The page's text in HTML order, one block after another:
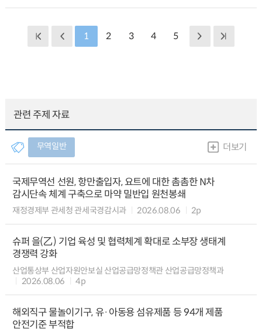
1 2 3 4 5
관련 주제 자료
무역일반 더보기
국제무역선 선원, 항만출입자, 요트에 대한 촘촘한 N차
감시단속 체계 구축으로 마약 밀반입 원천봉쇄
재정경제부 관세청 관세국경감시과 2026.08.06 2p
슈퍼 을(乙) 기업 육성 및 협력체계 확대로 소부장 생태계
경쟁력 강화
산업통상부 산업자원안보실 산업공급망정책관 산업공급망정책과
2026.08.06
4p
해외직구 물놀이기구, 유·아동용 섬유제품 등 94개 제품
안전기준 부적합